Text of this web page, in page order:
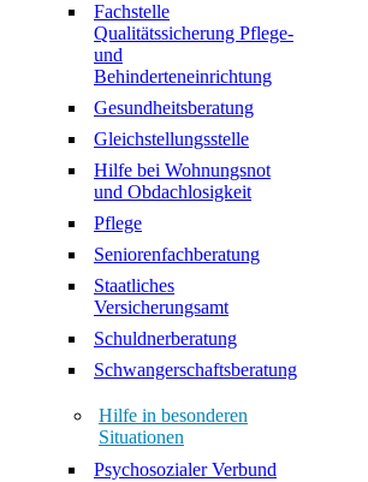
Fachstelle
Qualitätssicherung Pflege-
und
Behinderteneinrichtung
Gesundheitsberatung
Gleichstellungsstelle
Hilfe bei Wohnungsnot
und Obdachlosigkeit
Pflege
Seniorenfachberatung
Staatliches
Versicherungsamt
Schuldnerberatung
Schwangerschaftsberatung
Hilfe in besonderen
Situationen
Psychosozialer Verbund